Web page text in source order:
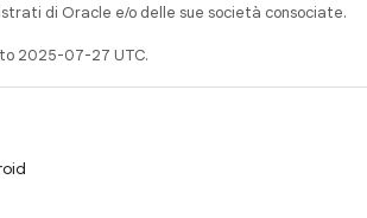
di Oracle e/o delle sue società consociate.
2025-07-27 UTC.